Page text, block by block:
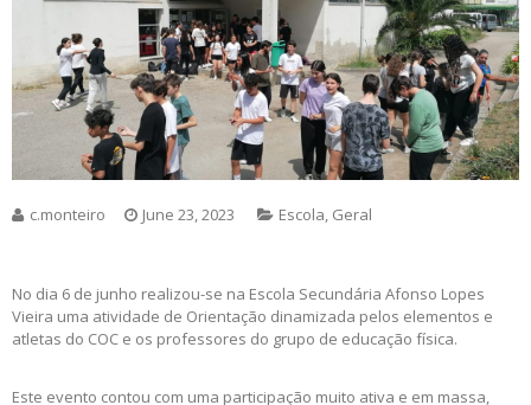
c.monteiro June 23, 2023 Escola, Geral
No dia 6 de junho realizou-se na Escola Secundária Afonso Lopes
Vieira uma atividade de Orientação dinamizada pelos elementos e
atletas do COC e os professores do grupo de educação física.
Este evento contou com uma participação muito ativa e em massa,